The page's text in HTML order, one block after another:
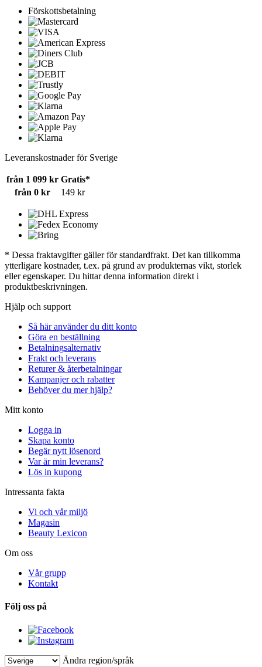
Förskottsbetalning
Leveranskostnader för Sverige
från 1 099 kr Gratis*
från 0 kr
149 kr
* Dessa fraktavgifter gäller för standardfrakt. Det kan tillkomma
ytterligare kostnader, t.ex. på grund av produkternas vikt, storlek
eller egenskaper. Du hittar denna information direkt i
produktbeskrivningen.
Hjälp och support
Så här använder du ditt konto
Göra en beställning
Betalningsalternativ
Frakt och leverans
Returer & återbetalningar
Kampanjer och rabatter
Behöver du mer hjälp?
Mitt konto
Logga in
Skapa konto
Begär nytt lösenord
Var är min leverans?
Lös in kupong
Intressanta fakta
Vi och vår miljö
Magasin
Beauty Lexicon
Om oss
Vår grupp
Kontakt
Följ oss på
Ändra region/språk